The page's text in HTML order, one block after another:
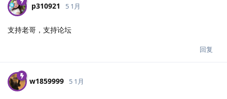
p310921 5 1月
支持老哥，支持论坛
回复
w1859999 5 1月